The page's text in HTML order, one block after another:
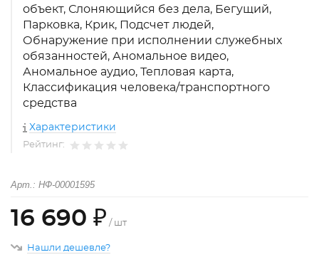
объект, Слоняющийся без дела, Бегущий,
Парковка, Крик, Подсчет людей,
Обнаружение при исполнении служебных
обязанностей, Аномальное видео,
Аномальное аудио, Тепловая карта,
Классификация человека/транспортного
средства
Характеристики
Рейтинг:
Арт.: НФ-00001595
16 690 ₽ / шт
Нашли дешевле?